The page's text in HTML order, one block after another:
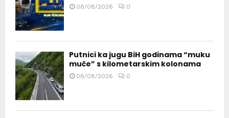
08/08/2026 0
Putnici ka jugu BiH godinama “muku
muče” s kilometarskim kolonama
08/08/2026 0